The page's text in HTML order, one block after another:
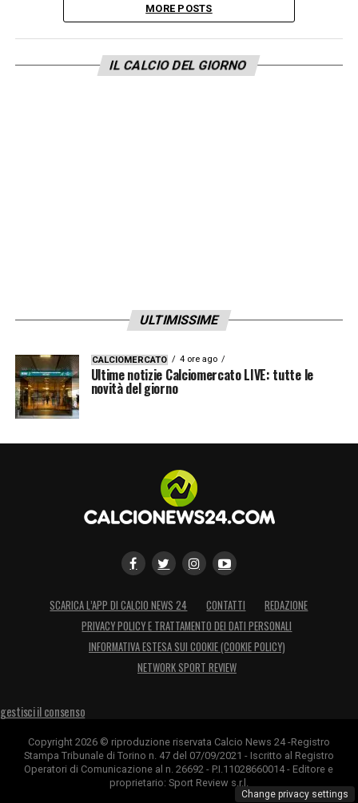
MORE POSTS
IL CALCIO DEL GIORNO
ULTIMISSIME
CALCIOMERCATO 4 ore ago
Ultime notizie Calciomercato LIVE: tutte le
novità del giorno
SCARICA L’APP DI CALCIO NEWS 24 CONTATTI
REDAZIONE
PRIVACY POLICY E TRATTAMENTO DEI DATI PERSONALI
INFORMATIVA ESTESA SUI COOKIE (COOKIE POLICY)
NETWORK SPORT REVIEW
gestisci il consenso
Copyright 2026 © riproduzione riservata Calcio News 24 -Registro
Stampa Tribunale di Torino n. 47 del 07/09/2021 - Iscritto al Registro
Operatori di Comunicazione al n. 26692 - P.I.11028660014 - Editore e
proprietario: Sport Review s.r.l.
Change privacy settings